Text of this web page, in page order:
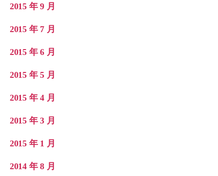
2015 年 9 月
2015 年 7 月
2015 年 6 月
2015 年 5 月
2015 年 4 月
2015 年 3 月
2015 年 1 月
2014 年 8 月